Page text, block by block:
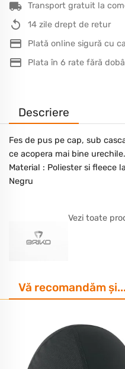
Transport gratuit la
14 zile drept de retur
Plată online sigură cu
Plata în 6 rate fără
Descriere
Fes de pus pe cap, sub
ce acopera mai bine urechile.
Material : Poliester si fleece
Negru
Vezi toate
Vă recomandăm și...